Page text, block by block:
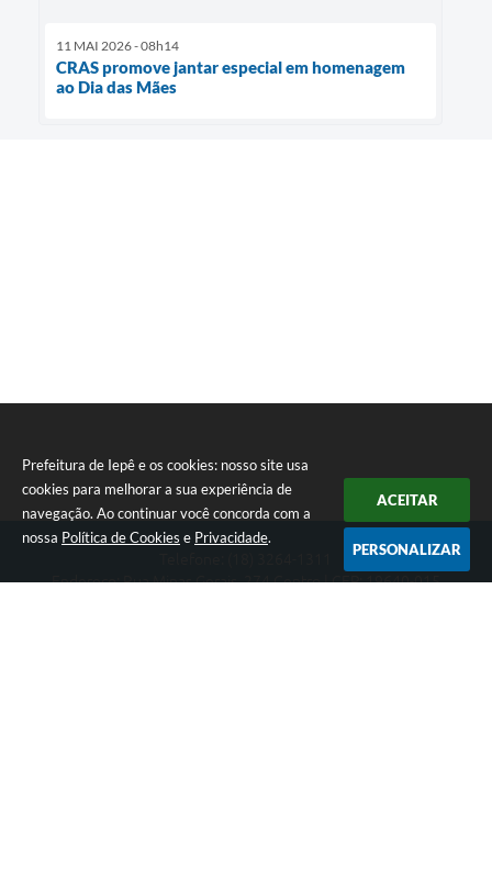
Prefeitura de Iepê e os cookies: nosso site usa
cookies para melhorar a sua experiência de
navegação. Ao continuar você concorda com a
nossa Política de Cookies e Privacidade.
ACEITAR
PERSONALIZAR
11 MAI 2026 - 08h14
CRAS promove jantar especial em homenagem
ao Dia das Mães
Endereço: Rua Minas Gerais, 274 Centro | CEP: 19640-015